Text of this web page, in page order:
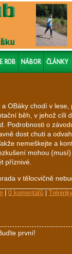
ROB NÁBOR ČLÁNKY
OBáky chodí v
běh, v jehož
Podrobnosti o
dost chuti a
nemeškejte a
mohou
příznivé.
v tělocvičně
0 komentářů
první!